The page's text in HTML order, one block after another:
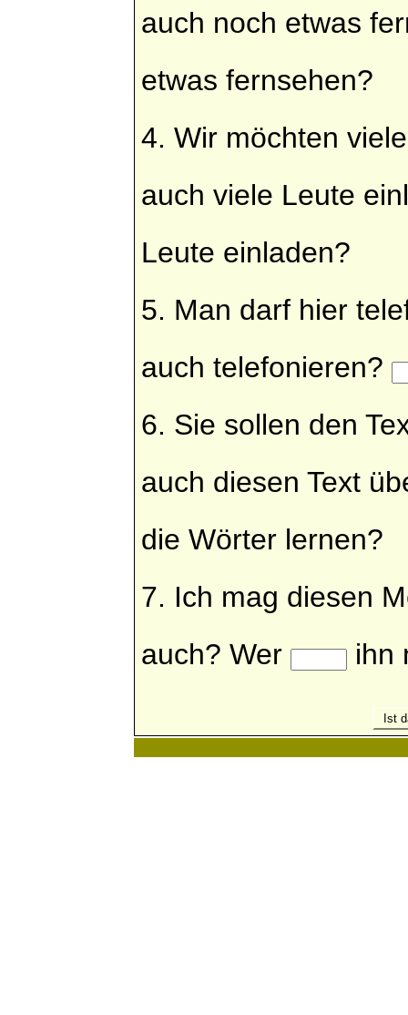
auch noch etwas
etwas fernsehen?
4. Wir möchten
auch viele Leute
Leute einladen?
5. Man darf hier
auch telefonieren?
6. Sie sollen den
auch diesen Text
die Wörter lernen?
7. Ich mag diesen
auch? Wer
ihn
Ist